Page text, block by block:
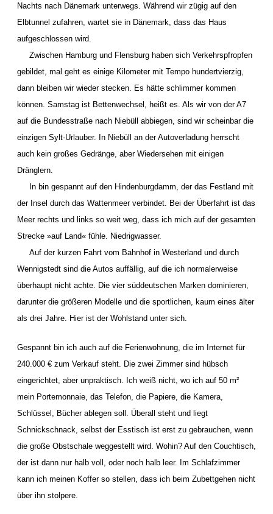
Nachts nach Dänemark unterwegs. Während wir zügig auf den
Elbtunnel zufahren, wartet sie in Dänemark, dass das Haus
aufgeschlossen wird.
Zwischen Hamburg und Flensburg haben sich Verkehrspfropfen
gebildet, mal geht es einige Kilometer mit Tempo hundertvierzig,
dann bleiben wir wieder stecken. Es hätte schlimmer kommen
können. Samstag ist Bettenwechsel, heißt es. Als wir von der A7
auf die Bundesstraße nach Niebüll abbiegen, sind wir scheinbar die
einzigen Sylt-Urlauber. In Niebüll an der Autoverladung herrscht
auch kein großes Gedränge, aber Wiedersehen mit einigen
Dränglern.
In bin gespannt auf den Hindenburgdamm, der das Festland mit
der Insel durch das Wattenmeer verbindet. Bei der Überfahrt ist das
Meer rechts und links so weit weg, dass ich mich auf der gesamten
Strecke »auf Land« fühle. Niedrigwasser.
Auf der kurzen Fahrt vom Bahnhof in Westerland und durch
Wennigstedt sind die Autos auffällig, auf die ich normalerweise
überhaupt nicht achte. Die vier süddeutschen Marken dominieren,
darunter die größeren Modelle und die sportlichen, kaum eines älter
als drei Jahre. Hier ist der Wohlstand unter sich.
Gespannt bin ich auch auf die Ferienwohnung, die im Internet für
240.000 € zum Verkauf steht. Die zwei Zimmer sind hübsch
eingerichtet, aber unpraktisch. Ich weiß nicht, wo ich auf 50 m²
mein Portemonnaie, das Telefon, die Papiere, die Kamera,
Schlüssel, Bücher ablegen soll. Überall steht und liegt
Schnickschnack, selbst der Esstisch ist erst zu gebrauchen, wenn
die große Obstschale weggestellt wird. Wohin? Auf den Couchtisch,
der ist dann nur halb voll, oder noch halb leer. Im Schlafzimmer
kann ich meinen Koffer so stellen, dass ich beim Zubettgehen nicht
über ihn stolpere.